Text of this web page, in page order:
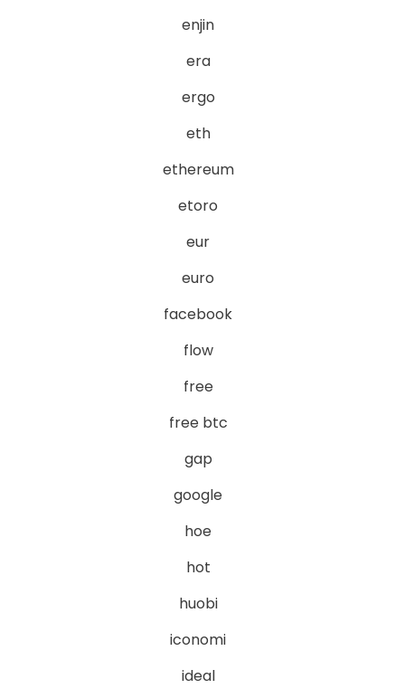
enjin
era
ergo
eth
ethereum
etoro
eur
euro
facebook
flow
free
free btc
gap
google
hoe
hot
huobi
iconomi
ideal